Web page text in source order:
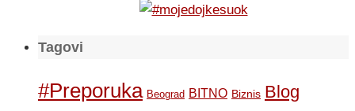
Tagovi
#Preporuka Beograd BITNO Biznis Blog